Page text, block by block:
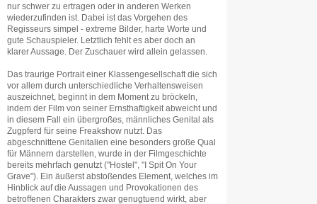
nur schwer zu ertragen oder in anderen Werken
wiederzufinden ist. Dabei ist das Vorgehen des
Regisseurs simpel - extreme Bilder, harte Worte und
gute Schauspieler. Letztlich fehlt es aber doch an
klarer Aussage. Der Zuschauer wird allein gelassen.
Das traurige Portrait einer Klassengesellschaft die sich
vor allem durch unterschiedliche Verhaltensweisen
auszeichnet, beginnt in dem Moment zu bröckeln,
indem der Film von seiner Ernsthaftigkeit abweicht und
in diesem Fall ein übergroßes, männliches Genital als
Zugpferd für seine Freakshow nutzt. Das
abgeschnittene Genitalien eine besonders große Qual
für Männern darstellen, wurde in der Filmgeschichte
bereits mehrfach genutzt ("Hostel", "I Spit On Your
Grave"). Ein äußerst abstoßendes Element, welches im
Hinblick auf die Aussagen und Provokationen des
betroffenen Charakters zwar genugtuend wirkt, aber